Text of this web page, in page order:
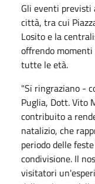
Gli eventi previsti
città, tra cui
Losito e la
offrendo
tutte le età.
"Si ringraziano -
Puglia, Dott. Vito
contribuito a
natalizio, che
periodo delle
condivisione. Il
visitatori